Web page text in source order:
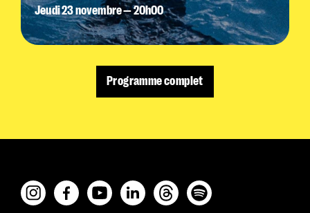
Jeudi 23 novembre — 20h00
Programme complet